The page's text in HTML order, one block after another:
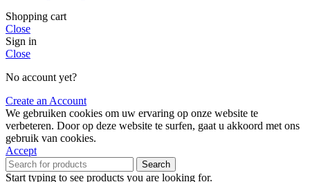
Shopping cart
Close
Sign in
Close
No account yet?
Create an Account
We gebruiken cookies om uw ervaring op onze website te
verbeteren. Door op deze website te surfen, gaat u akkoord met ons
gebruik van cookies.
Accept
Search
Start typing to see products you are looking for.